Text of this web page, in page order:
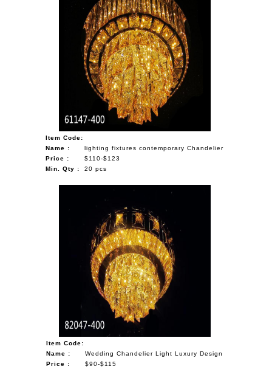
Item Code:
Name :
lighting fixtures contemporary Chandelier
Price :
$110-$123
Min. Qty :
20 pcs
Item Code:
Name :
Wedding Chandelier Light Luxury Design
Price :
$90-$115